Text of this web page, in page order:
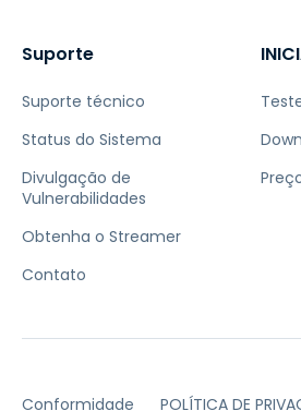
Suporte
Suporte técnico
Status do Sistema
Divulgação de
Vulnerabilidades
Obtenha o Streamer
Contato
Conformidade POLÍTICA DE